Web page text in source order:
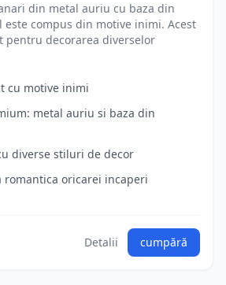
din metal auriu cu baza din
este compus din motive inimi. Acest
pentru decorarea diverselor
cu motive inimi
metal auriu si baza din
diverse stiluri de decor
romantica oricarei incaperi
Detalii cumpără